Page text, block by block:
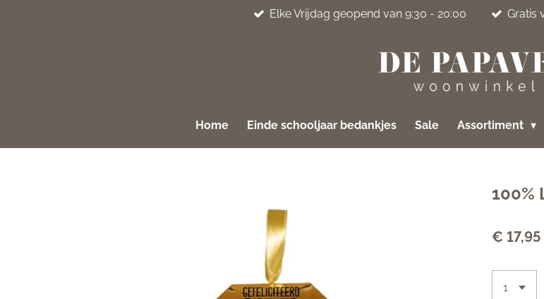
Elke Vrijdag geopend van 9:30 - 20:00 Gratis
Home Einde schooljaar bedankjes Sale Assortiment
100%
€ 17,95